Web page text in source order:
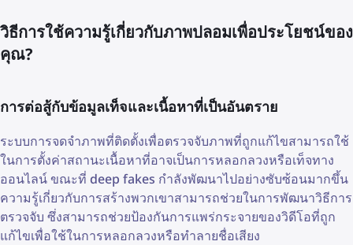
วิธีการใช้ความรู้เกี่ยวกับภาพปลอมเพื่อประโยชน์ของ
คุณ?
การต่อสู้กับข้อมูลเท็จและเนื้อหาที่เป็นอันตราย
ระบบการจดจำภาพที่ติดตั้งเพื่อตรวจจับภาพที่ถูกแก้ไขสามารถใช้
ในการตั้งค่าสถานะเนื้อหาที่อาจเป็นการหลอกลวงหรือเท็จทาง
ออนไลน์ ขณะที่ deep fakes กำลังพัฒนาไปอย่างซับซ้อนมากขึ้น
ความรู้เกี่ยวกับการสร้างพวกเขาสามารถช่วยในการพัฒนาวิธีการ
ตรวจจับ ซึ่งสามารถช่วยป้องกันการแพร่กระจายของวิดีโอที่ถูก
แก้ไขเพื่อใช้ในการหลอกลวงหรือทำลายชื่อเสียง